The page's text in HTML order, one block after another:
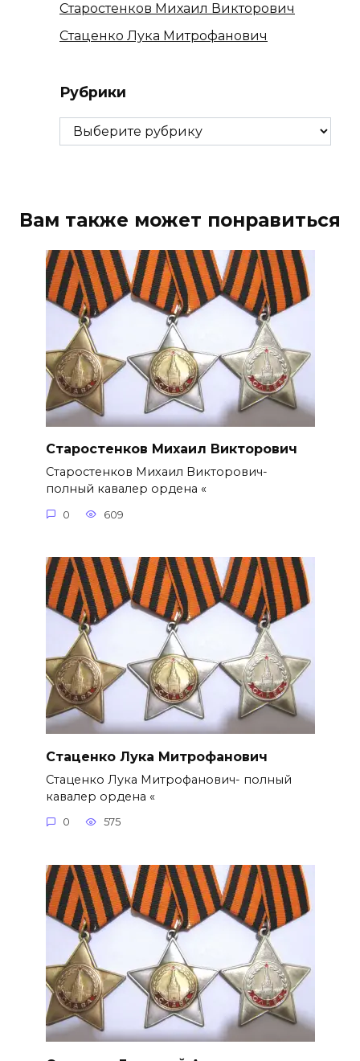
Старостенков Михаил Викторович
Стаценко Лука Митрофанович
Рубрики
Рубрики
Вам также может понравиться
Старостенков Михаил Викторович
Старостенков Михаил Викторович-
полный кавалер ордена «
0 609
Стаценко Лука Митрофанович
Стаценко Лука Митрофанович- полный
кавалер ордена «
0 575